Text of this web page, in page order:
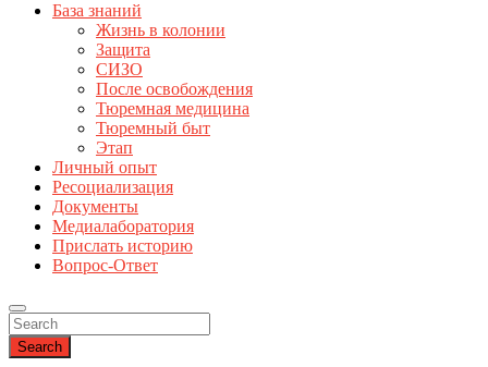
База знаний
Жизнь в колонии
Защита
СИЗО
После освобождения
Тюремная медицина
Тюремный быт
Этап
Личный опыт
Ресоциализация
Документы
Медиалаборатория
Прислать историю
Вопрос-Ответ
Search